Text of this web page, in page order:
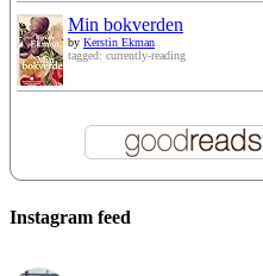
Min bokverden
by Kerstin Ekman
tagged: currently-reading
Instagram feed